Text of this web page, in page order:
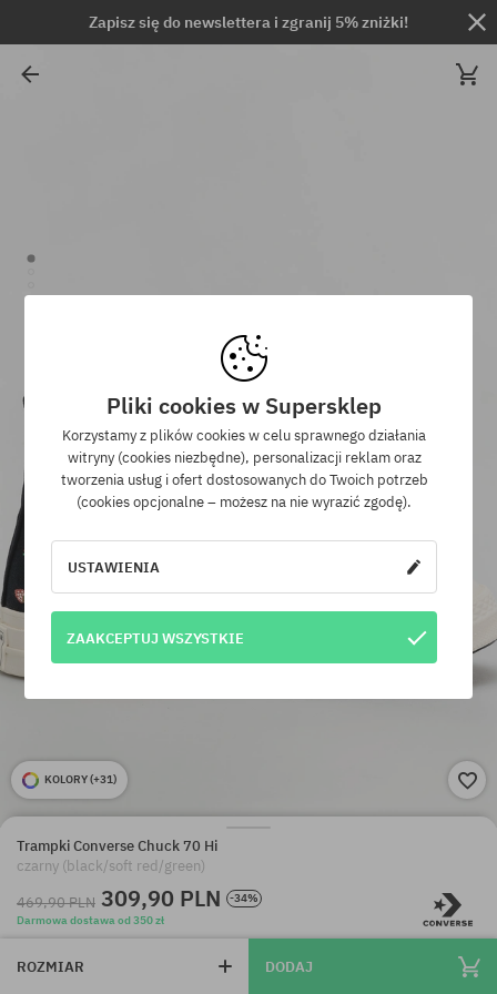
Zapisz się do newslettera i zgranij 5% zniżki!
KOLORY (+31)
Trampki Converse Chuck 70 Hi
czarny (black/soft red/green)
469,90 PLN 309,90 PLN
-34%
Darmowa dostawa od 350 zł
ROZMIAR DODAJ
Pliki cookies w Supersklep
Korzystamy z plików cookies w celu sprawnego działania
witryny (cookies niezbędne), personalizacji reklam oraz
tworzenia usług i ofert dostosowanych do Twoich potrzeb
(cookies opcjonalne – możesz na nie wyrazić zgodę).
USTAWIENIA
ZAAKCEPTUJ WSZYSTKIE